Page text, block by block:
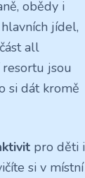
obědy i
jídel,
all
resortu jsou
si dát kromě
pro děti i
si v místní